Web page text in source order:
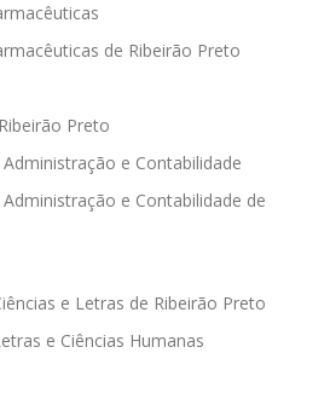
de Ribeirão Preto
Preto
e Contabilidade
e Contabilidade de
e Letras de Ribeirão Preto
e Ciências Humanas